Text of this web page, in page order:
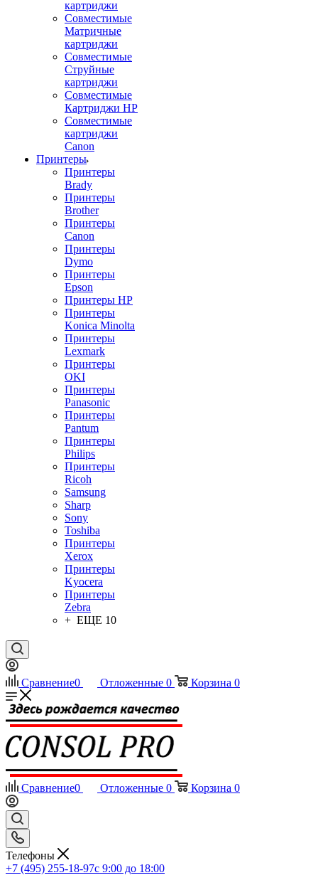
картриджи
Совместимые
Матричные
картриджи
Совместимые
Струйные
картриджи
Совместимые
Картриджи HP
Совместимые
картриджи
Canon
Принтеры
Принтеры
Brady
Принтеры
Brother
Принтеры
Canon
Принтеры
Dymo
Принтеры
Epson
Принтеры HP
Принтеры
Konica Minolta
Принтеры
Lexmark
Принтеры
OKI
Принтеры
Panasonic
Принтеры
Pantum
Принтеры
Philips
Принтеры
Ricoh
Samsung
Sharp
Sony
Toshiba
Принтеры
Xerox
Принтеры
Kyocera
Принтеры
Zebra
+ ЕЩЕ 10
Сравнение0 Отложенные 0 Корзина 0
Сравнение0 Отложенные 0 Корзина 0
Телефоны
+7 (495) 255-18-97с 9:00 до 18:00